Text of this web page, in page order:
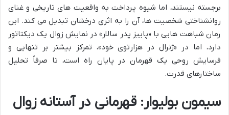
برجسته نیستند، اما شیوه پرداخت به واقعیت های تاریخی و غنای
روانشناختی شخصیت ها، آن را به اثری درخشان تبدیل می کند. این
رمان شباهت هایی با «پاییز پدر سالار» در نمایش زوال یک دیکتاتور
دارد، اما در «ژنرال در هزارتوی خود»، تمرکز بیشتر بر تنهایی و
فرسایش روحی یک قهرمان در پایان راه است، تا صرفاً تحلیل
ساختارهای قدرت.
سیمون بولیوار: قهرمانی در آستانه زوال